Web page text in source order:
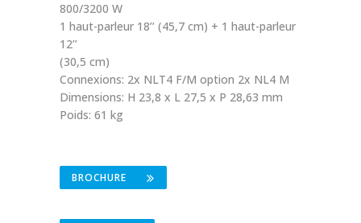
800/3200 W
1 haut-parleur 18’’ (45,7 cm) + 1 haut-parleur
12’’
(30,5 cm)
Connexions: 2x NLT4 F/M option 2x NL4 M
Dimensions: H 23,8 x L 27,5 x P 28,63 mm
Poids: 61 kg
BROCHURE